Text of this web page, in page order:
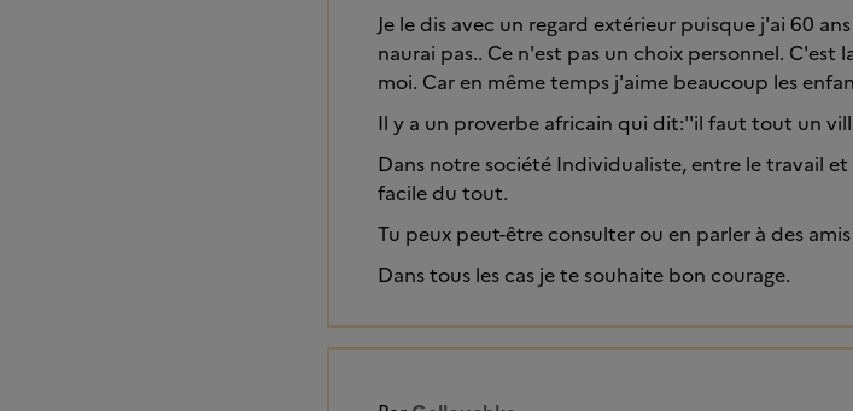
Je le dis avec un regard extérieur puisque j'ai 60
naurai pas.. Ce n'est pas un choix personnel.
moi. Car en même temps j'aime beaucoup les
Il y a un proverbe africain qui dit:''il faut tout un
Dans notre société Individualiste, entre le travail
facile du tout.
Tu peux peut-être consulter ou en parler à des
Dans tous les cas je te souhaite bon courage.